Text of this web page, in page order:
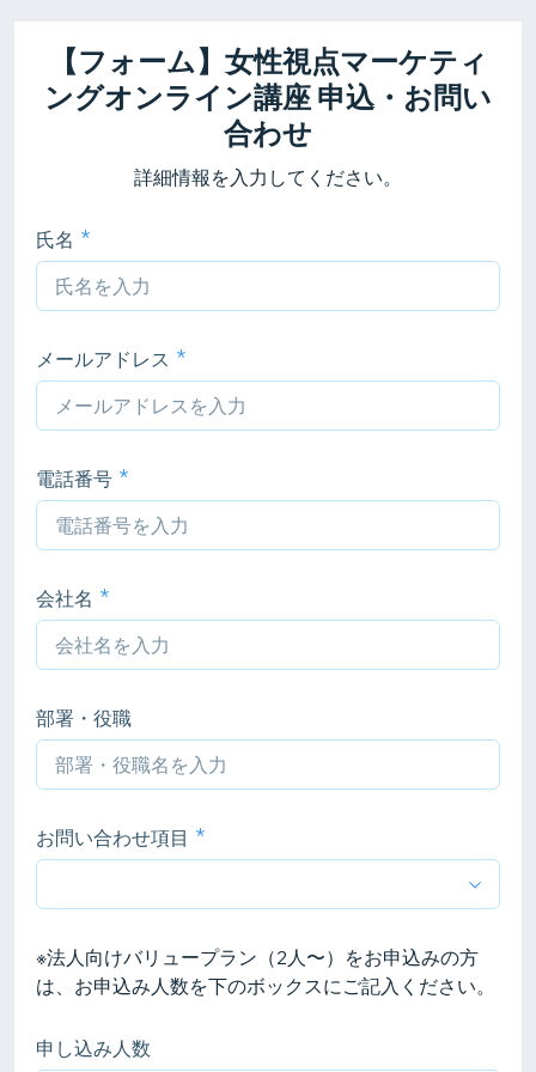
【フォーム】女性視点マーケティ
ングオンライン講座 申込・お問い
合わせ
詳細情報を入力してください。
氏名
メールアドレス
電話番号
会社名
部署・役職
お問い合わせ項目
※法人向けバリュープラン（2人〜）をお申込みの方
は、お申込み人数を下のボックスにご記入ください。
申し込み人数